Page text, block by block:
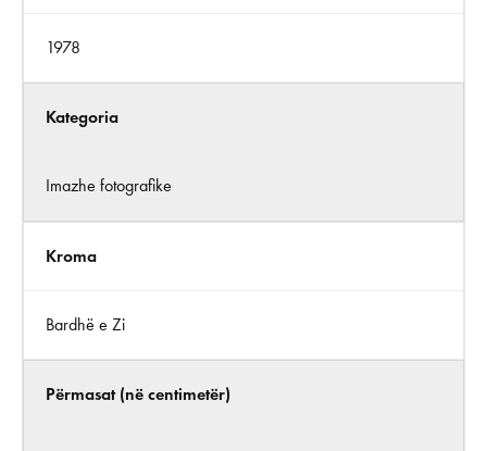
1978
Kategoria
Imazhe fotografike
Kroma
Bardhë e Zi
Përmasat (në centimetër)